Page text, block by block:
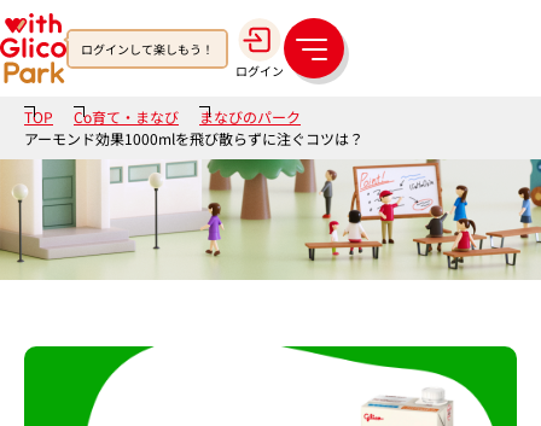
ログインして楽しもう！
ログイン
メ
ニ
ー
TOP Co育て・まなび
まなびのパーク
アーモンド効果1000mlを飛び散らずに注ぐコツは？